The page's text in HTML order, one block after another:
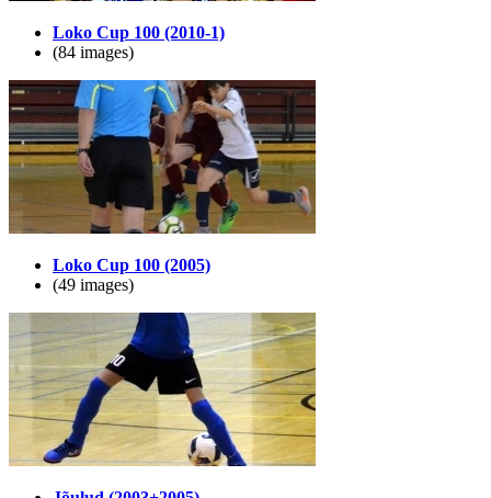
Loko Cup 100 (2010-1)
(84 images)
Loko Cup 100 (2005)
(49 images)